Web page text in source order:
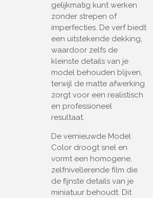
gelijkmatig kunt werken
zonder strepen of
imperfecties. De verf biedt
een uitstekende dekking,
waardoor zelfs de
kleinste details van je
model behouden blijven,
terwijl de matte afwerking
zorgt voor een realistisch
en professioneel
resultaat.
De vernieuwde Model
Color droogt snel en
vormt een homogene,
zelfnivellerende film die
de fijnste details van je
miniatuur behoudt. Dit